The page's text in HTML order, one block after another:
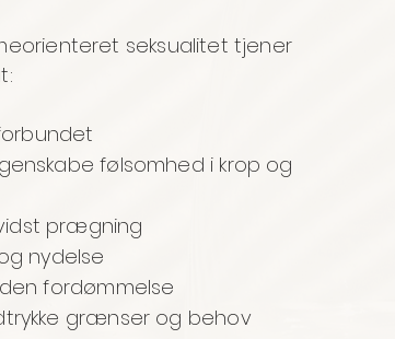
seksualitet tjener
følsomhed i krop og
prægning
nydelse
fordømmelse
grænser og behov